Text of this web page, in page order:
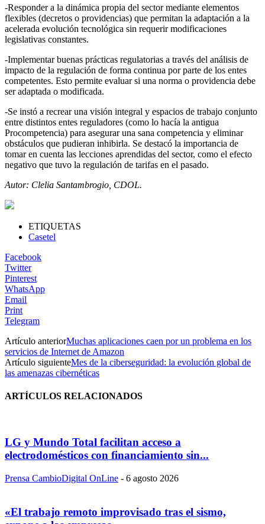
-Responder a la dinámica propia del sector mediante elementos
flexibles (decretos o providencias) que permitan la adaptación a la
acelerada evolución tecnológica sin requerir modificaciones
legislativas constantes.
-Implementar buenas prácticas regulatorias a través del análisis de
impacto de la regulación de forma continua por parte de los entes
competentes. Esto permite evaluar si una norma o providencia debe
ser adaptada o modificada.
-Se instó a recrear una visión integral y espacios de trabajo conjunto
entre distintos entes reguladores (como lo hacía la antigua
Procompetencia) para asegurar una sana competencia y eliminar
obstáculos que pudieran inhibirla. Se destacó la importancia de
tomar en cuenta las lecciones aprendidas del sector, como el efecto
negativo que tuvo la regulación de tarifas en el pasado.
Autor: Clelia Santambrogio, CDOL.
ETIQUETAS
Casetel
Facebook
Twitter
Pinterest
WhatsApp
Email
Print
Telegram
Artículo anteriorMuchas aplicaciones caen por un problema en los
servicios de Internet de Amazon
Artículo siguienteMes de la ciberseguridad: la evolución global de
las amenazas cibernéticas
ARTÍCULOS RELACIONADOS
LG y Mundo Total facilitan acceso a
electrodomésticos con financiamiento sin...
Prensa CambioDigital OnLine - 6 agosto 2026
«El trabajo remoto improvisado tras el sismo,